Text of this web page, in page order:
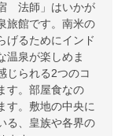
法師」はいかが
旅館です。南米の
げるためにインド
温泉が楽しめま
じられる2つのコ
す。部屋食なの
す。敷地の中央に
る、皇族や各界の